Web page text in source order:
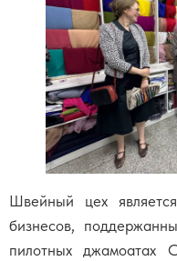
Швейный цех
бизнесов,
пилотных джамоатах